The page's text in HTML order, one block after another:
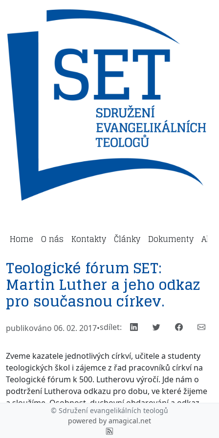
Home O nás Kontakty Články Dokumenty
Teologické fórum SET:
Martin Luther a jeho odkaz
pro současnou církev.
publikováno 06. 02. 2017•sdílet:
Zveme kazatele jednotlivých církví, učitele a studenty
teologických škol i zájemce z řad pracovníků církví na
Teologické fórum k 500. Lutherovu výročí. Jde nám o
podtržení Lutherova odkazu pro dobu, ve které žijeme
a sloužíme. Osobnost, duchovní obdarování a odkaz
Martina Luthera obsahují mnoho inspirace
a potřebných podnětů pro Kristovu církev dnešní doby.
© Sdružení evangelikálních teologů
powered by amagical.net